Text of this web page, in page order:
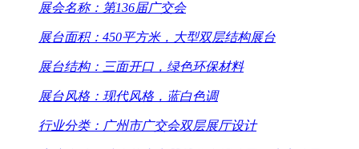
展会名称：第136届广交会
展台面积：450平方米，大型双层结构展台
展台结构：三面开口，绿色环保材料
展台风格：现代风格，蓝白色调
行业分类：广州市广交会双层展厅设计